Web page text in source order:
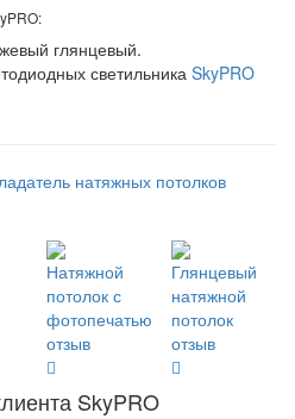
глянцевый.
светильника SkyPRO
SkyPRO